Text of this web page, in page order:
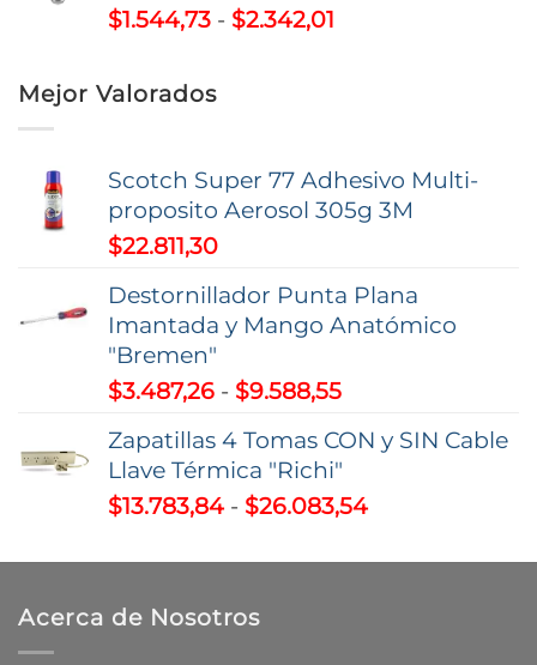
$1.544,73 - $2.342,01
hasta
$2.342,01
Mejor Valorados
Scotch Super 77 Adhesivo Multi-
proposito Aerosol 305g 3M
$22.811,30
Destornillador Punta Plana
Imantada y Mango Anatómico
"Bremen"
$3.487,26 - $9.588,55Rango
precios:
$3.487,26
$9.588,55
Zapatillas 4 Tomas CON y SIN Cable
Llave Térmica "Richi"
$13.783,84 - $26.083,54Rango
precios:
Acerca de Nosotros